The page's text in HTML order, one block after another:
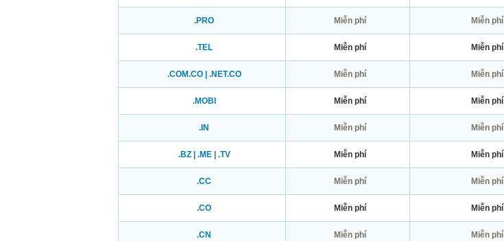
.PRO Miễn phí Miễn phí
.TEL Miễn phí Miễn phí
.COM.CO | .NET.CO Miễn phí Miễn phí
.MOBI Miễn phí Miễn phí
.IN Miễn phí Miễn phí
.BZ | .ME | .TV Miễn phí Miễn phí
.CC Miễn phí Miễn phí
.CO Miễn phí Miễn phí
.CN Miễn phí Miễn phí